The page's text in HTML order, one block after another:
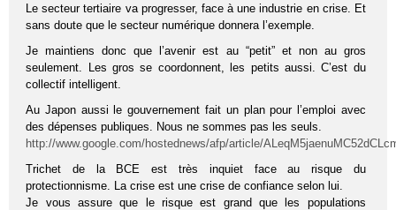
Le secteur tertiaire va progresser, face à une industrie en crise. Et
sans doute que le secteur numérique donnera l’exemple.
Je maintiens donc que l’avenir est au “petit” et non au gros
seulement. Les gros se coordonnent, les petits aussi. C’est du
collectif intelligent.
Au Japon aussi le gouvernement fait un plan pour l’emploi avec
des dépenses publiques. Nous ne sommes pas les seuls.
http://www.google.com/hostednews/afp/article/
Trichet de la BCE est très inquiet face au risque du
protectionnisme. La crise est une crise de confiance selon lui.
Je vous assure que le risque est grand que les populations